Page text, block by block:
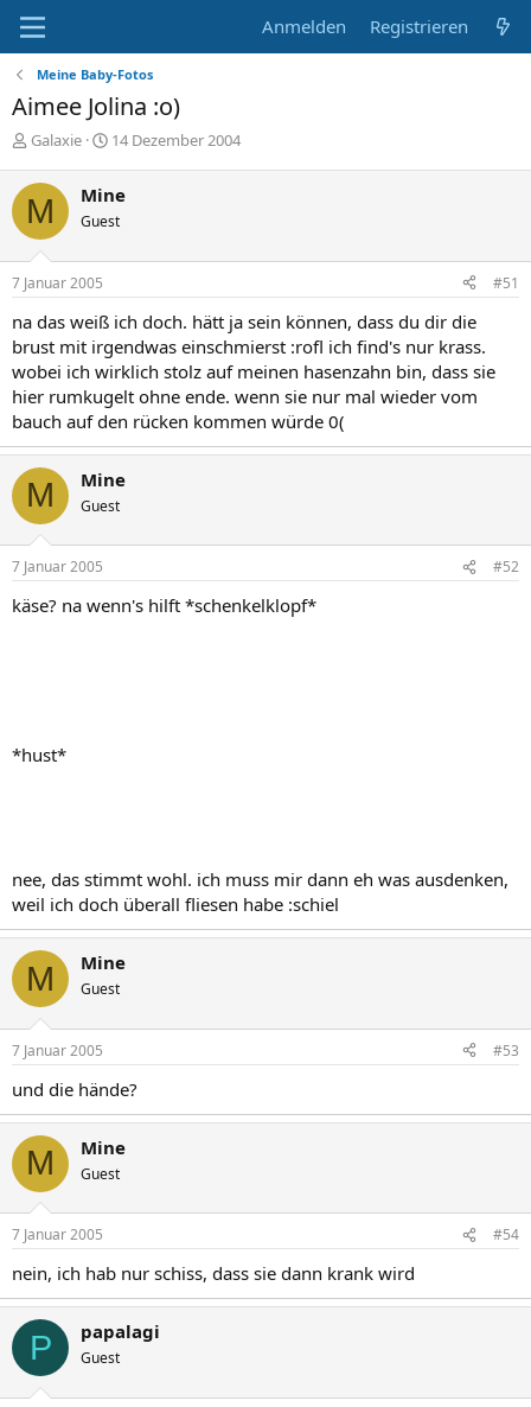
Anmelden Registrieren
Meine Baby-Fotos
Aimee Jolina :o)
E
s
t
e
l
l
e
Galaxie
E
t
e
l
m
14 Dezember 2004
M Mine
Guest
7 Januar 2005 #51
na das weiß ich doch. hätt ja sein können, dass du dir die
brust mit irgendwas einschmierst :rofl ich find's nur krass.
wobei ich wirklich stolz auf meinen hasenzahn bin, dass sie
hier rumkugelt ohne ende. wenn sie nur mal wieder vom
bauch auf den rücken kommen würde 0(
M Mine
Guest
7 Januar 2005 #52
käse? na wenn's hilft *schenkelklopf*
*hust*
nee, das stimmt wohl. ich muss mir dann eh was ausdenken,
weil ich doch überall fliesen habe :schiel
M Mine
Guest
7 Januar 2005 #53
und die hände?
M Mine
Guest
7 Januar 2005 #54
nein, ich hab nur schiss, dass sie dann krank wird
P papalagi
Guest